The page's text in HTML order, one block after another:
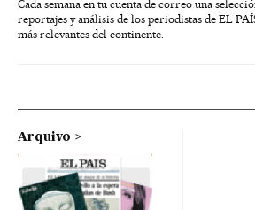
Cada semana en tu cuenta de correo una
reportajes y análisis de los periodistas de EL
más relevantes del continente.
Arquivo